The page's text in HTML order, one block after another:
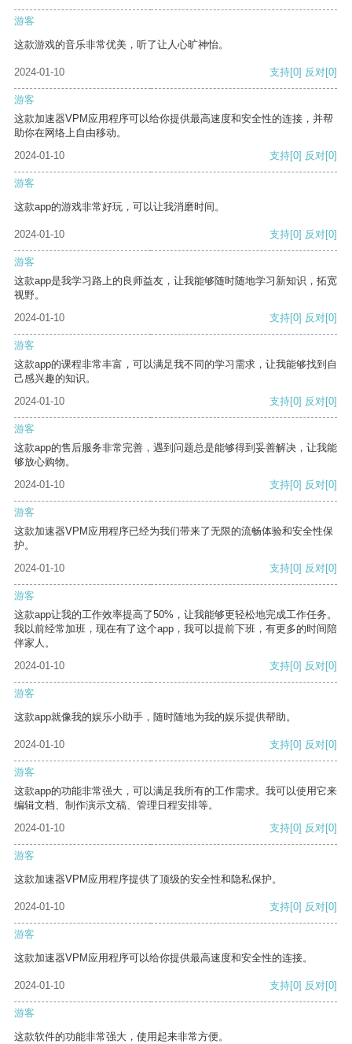
游客
这款游戏的音乐非常优美，听了让人心旷神怡。
2024-01-10 支持[0] 反对[0]
游客
这款加速器VPM应用程序可以给你提供最高速度和安全性的连接，并帮
助你在网络上自由移动。
2024-01-10
支持[0] 反对[0]
游客
这款app的游戏非常好玩，可以让我消磨时间。
2024-01-10 支持[0] 反对[0]
游客
这款app是我学习路上的良师益友，让我能够随时随地学习新知识，拓宽
视野。
2024-01-10
支持[0] 反对[0]
游客
这款app的课程非常丰富，可以满足我不同的学习需求，让我能够找到自
己感兴趣的知识。
2024-01-10
支持[0] 反对[0]
游客
这款app的售后服务非常完善，遇到问题总是能够得到妥善解决，让我能
够放心购物。
2024-01-10
支持[0] 反对[0]
游客
这款加速器VPM应用程序已经为我们带来了无限的流畅体验和安全性保
护。
2024-01-10
支持[0] 反对[0]
游客
这款app让我的工作效率提高了50%，让我能够更轻松地完成工作任务。
我以前经常加班，现在有了这个app，我可以提前下班，有更多的时间陪
伴家人。
2024-01-10
支持[0] 反对[0]
游客
这款app就像我的娱乐小助手，随时随地为我的娱乐提供帮助。
2024-01-10 支持[0] 反对[0]
游客
这款app的功能非常强大，可以满足我所有的工作需求。我可以使用它来
编辑文档、制作演示文稿、管理日程安排等。
2024-01-10
支持[0] 反对[0]
游客
这款加速器VPM应用程序提供了顶级的安全性和隐私保护。
2024-01-10 支持[0] 反对[0]
游客
这款加速器VPM应用程序可以给你提供最高速度和安全性的连接。
2024-01-10 支持[0] 反对[0]
游客
这款软件的功能非常强大，使用起来非常方便。